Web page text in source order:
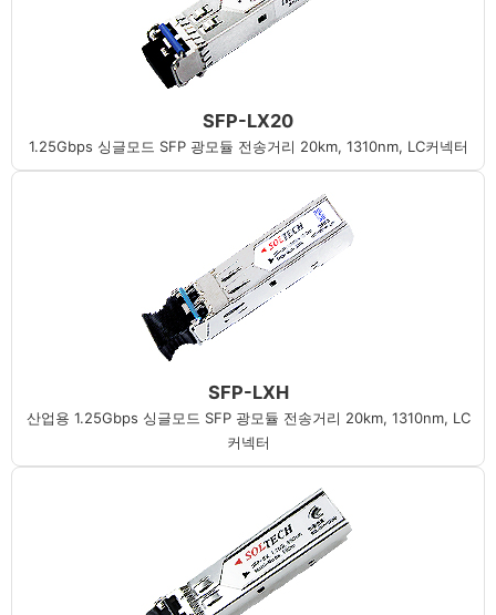
SFP-LX20
1.25Gbps 싱글모드 SFP 광모듈 전송거리 20km, 1310nm, LC커넥터
SFP-LXH
산업용 1.25Gbps 싱글모드 SFP 광모듈 전송거리 20km, 1310nm, LC
커넥터